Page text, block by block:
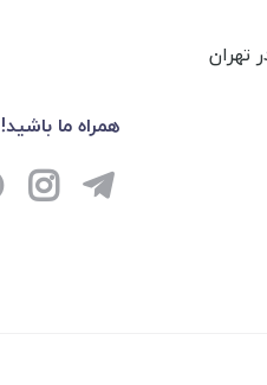
تهران
همراه ما باشید!